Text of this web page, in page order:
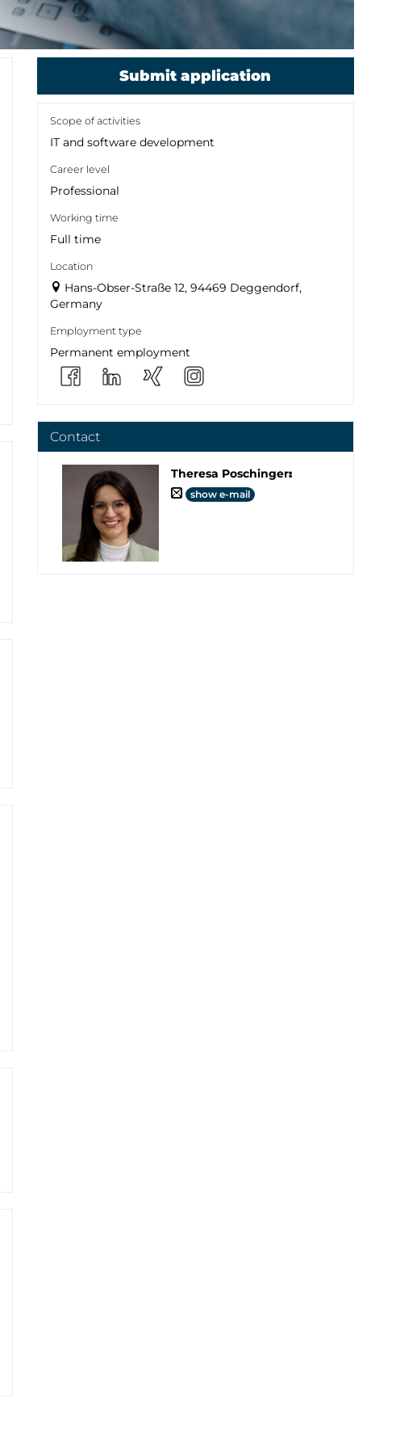
Submit application
Scope of activities
IT and software development
Career level
Professional
Working time
Full time
Location
Hans-Obser-Straße 12, 94469 Deggendorf,
Germany
Employment type
Permanent employment
Contact
Theresa Poschinger:
show e-mail